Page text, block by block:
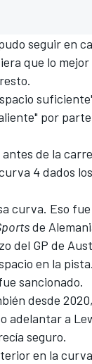
seguir en
que lo mejor
por
de la
4 dados los
curva. Eso fue
de
del GP de
en la
sancionado.
desde 2020,
adelantar a
seguro.
en la